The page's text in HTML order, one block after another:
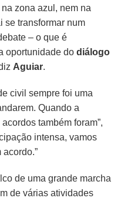
zona azul, nem na
se transformar num
– o que é
oportunidade dodiálogo
Aguiar.
civil sempre foi uma
Quando a
também foram”,
intensa, vamos
acordo.”
de uma grande marcha
de várias atividades